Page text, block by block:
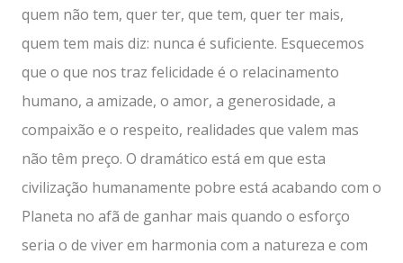
quem não tem, quer ter, que tem, quer ter mais,
quem tem mais diz: nunca é suficiente. Esquecemos
que o que nos traz felicidade é o relacinamento
humano, a amizade, o amor, a generosidade, a
compaixão e o respeito, realidades que valem mas
não têm preço. O dramático está em que esta
civilização humanamente pobre está acabando com o
Planeta no afã de ganhar mais quando o esforço
seria o de viver em harmonia com a natureza e com